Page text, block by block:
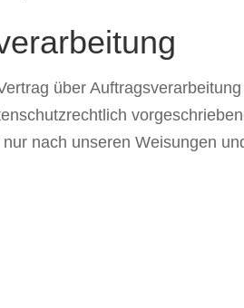
über
nach unseren Weisungen